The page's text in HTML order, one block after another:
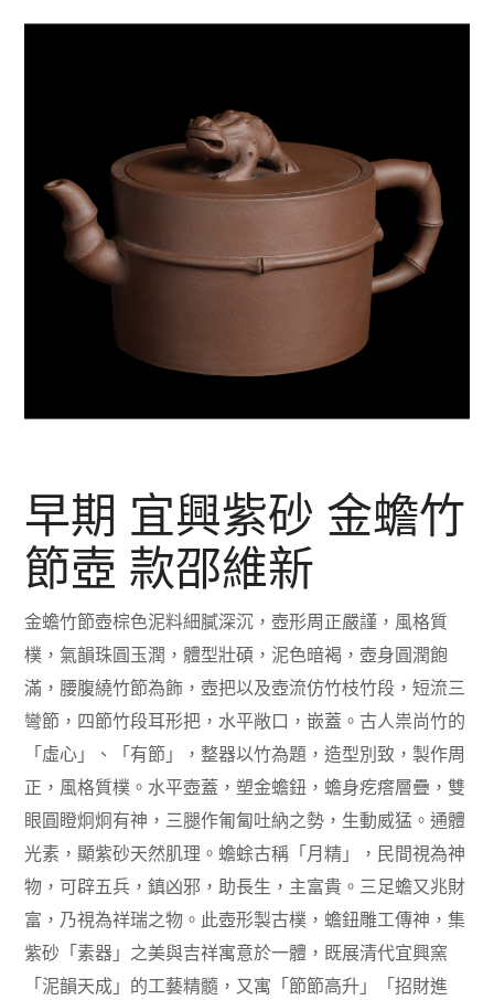
早期 宜興紫砂 金蟾竹
節壺 款邵維新
金蟾竹節壺棕色泥料細膩深沉，壺形周正嚴謹，風格質
樸，氣韻珠圓玉潤，體型壯碩，泥色暗褐，壺身圓潤飽
滿，腰腹繞竹節為飾，壺把以及壺流仿竹枝竹段，短流三
彎節，四節竹段耳形把，水平敞口，嵌蓋。古人祟尚竹的
「虛心」、「有節」，整器以竹為題，造型別致，製作周
正，風格質樸。水平壺蓋，塑金蟾鈕，蟾身疙瘩層疊，雙
眼圓瞪炯炯有神，三腿作匍匐吐納之勢，生動威猛。通體
光素，顯紫砂天然肌理。蟾蜍古稱「月精」，民間視為神
物，可辟五兵，鎮凶邪，助長生，主富貴。三足蟾又兆財
富，乃視為祥瑞之物。此壺形製古樸，蟾鈕雕工傳神，集
紫砂「素器」之美與吉祥寓意於一體，既展清代宜興窯
「泥韻天成」的工藝精髓，又寓「節節高升」「招財進